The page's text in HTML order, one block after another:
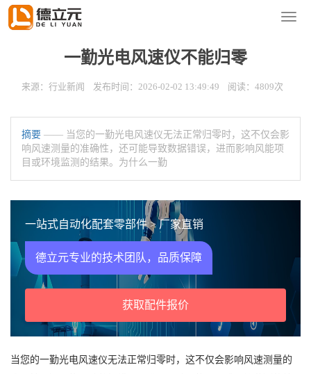
导
您的位置：首页
一勤光电风速仪不能归零
来源：行业新闻 发布时间：2026-02-02 13:49:49 阅读：4809次
摘要 —— 当您的一勤光电风速仪无法正常归零时，这不仅会影
响风速测量的准确性，还可能导致数据错误，进而影响风能项
目或环境监测的结果。为什么一勤
一站式自动化配套零部件 > 厂家直销
德立元专业的技术团队，品质保障
获取配件报价
当您的一勤光电风速仪无法正常归零时，这不仅会影响风速测量的